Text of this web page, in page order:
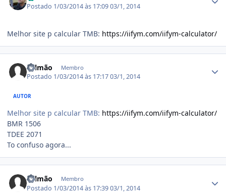
Postado 1/03/2014 às 17:0903/1, 2014
Melhor site p calcular TMB: https://iifym.com/iifym-calculator/
Salmão Membro
Postado 1/03/2014 às 17:1703/1, 2014
AUTOR
Melhor site p calcular TMB: https://iifym.com/iifym-calculator/
BMR 1506
TDEE 2071
To confuso agora...
Salmão Membro
Postado 1/03/2014 às 17:3903/1, 2014